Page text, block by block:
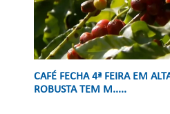
CAFÉ FECHA 4ª FEIRA EM
ROBUSTA TEM M.....